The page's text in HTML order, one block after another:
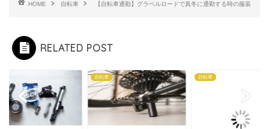
HOME 自転車 【自転車通勤】グラベルロードで真冬に通勤する時の服装
RELATED POST
自転車 自転車